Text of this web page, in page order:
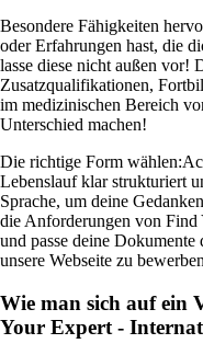
Besondere Fähigkeiten
oder Erfahrungen hast, die
lasse diese nicht außen vor!
Zusatzqualifikationen,
im medizinischen Bereich
Unterschied machen!
Die richtige Form wählen:
Lebenslauf klar strukturiert
Sprache, um deine
die Anforderungen von
und passe deine
unsere Webseite zu
Wie man sich auf ein
Your Expert -